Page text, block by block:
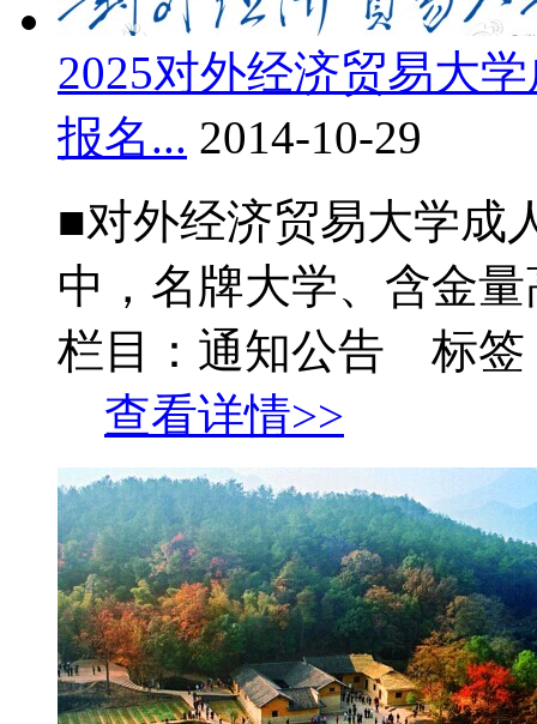
2025对外经济贸易大
报名... 2014-10-29
■对外经济贸易大学成
中，名牌大学、含金
栏目：通知公告 标签
查看详情>>